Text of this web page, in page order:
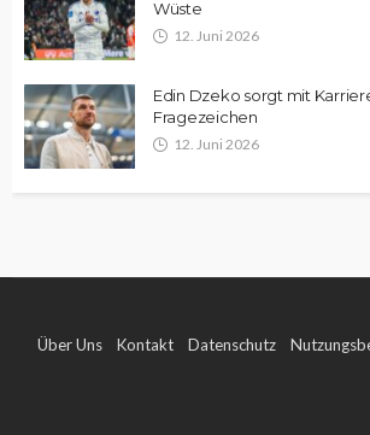
Wüste
12. Juni 2026
Edin Dzeko sorgt mit
Fragezeichen
12. Juni 2026
Über Uns Kontakt Datenschutz